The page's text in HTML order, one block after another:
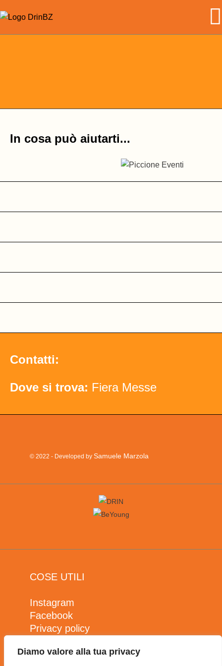
Diamo valore alla tua privacy
to
the
In cosa può aiutarti...
Contatti:
Dove si trova: Fiera Messe
© 2022 - Developed by Samuele Marzola
COSE UTILI
Instagram
Facebook
Privacy policy